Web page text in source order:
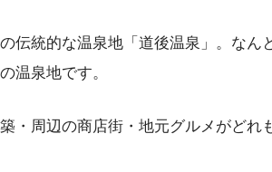
伝統的な温泉地「道後温泉」。なん
温泉地です。
・周辺の商店街・地元グルメがどれ